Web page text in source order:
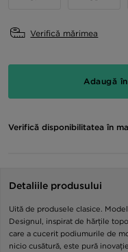
Verifică mărimea
Adaugă
Verifică disponibilitatea în
Detaliile produsului
Uită de produsele clasice.
Designul, inspirat de hărțile
care a cucerit podiumurile de
nicio cusătură, este pură